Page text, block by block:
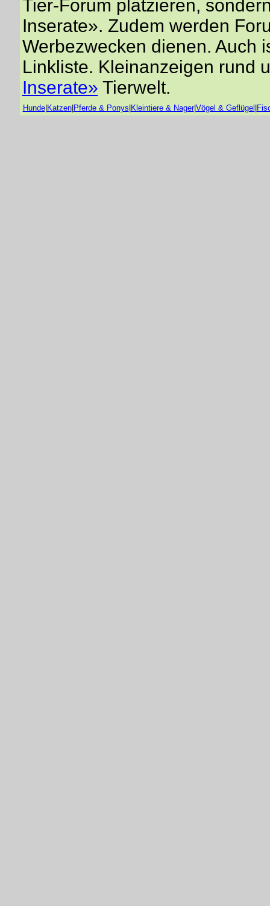
Tier-Forum platzieren,
Inserate». Zudem werden
Werbezwecken dienen. Auch
Linkliste. Kleinanzeigen rund
Inserate» Tierwelt.
Hunde| Katzen| Pferde & Ponys Kleintiere & Nager|Vögel & Geflügel